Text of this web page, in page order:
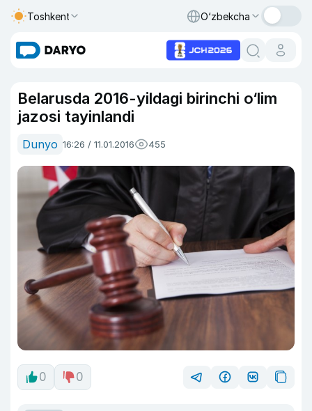
Toshkent O‘zbekcha
Belarusda 2016-yildagi birinchi o‘lim
jazosi tayinlandi
Dunyo 16:26 / 11.01.2016 455
0 0